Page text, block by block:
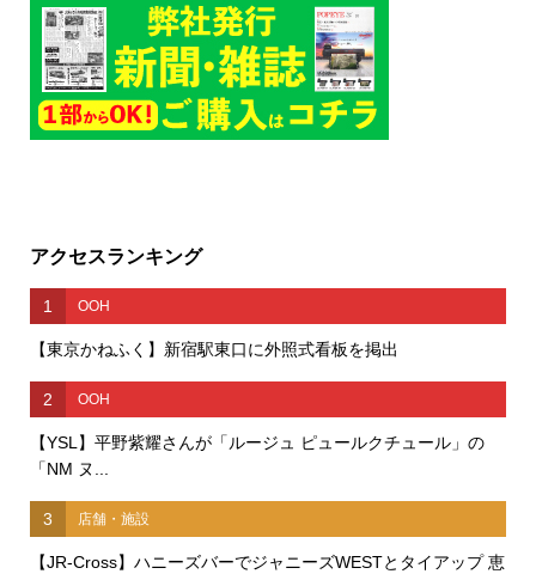
アクセスランキング
1 OOH
【東京かねふく】新宿駅東口に外照式看板を掲出
2 OOH
【YSL】平野紫耀さんが「ルージュ ピュールクチュール」の
「NM ヌ...
3 店舗・施設
【JR-Cross】ハニーズバーでジャニーズWESTとタイアップ 恵